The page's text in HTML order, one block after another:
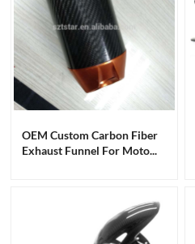
OEM Custom Carbon Fiber
Exhaust Funnel For Moto...